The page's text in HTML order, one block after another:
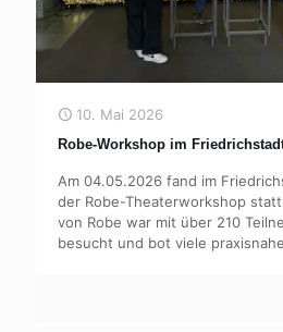
10. Mai 2026
Robe-Workshop im
Am 04.05.2026 fand im
der Robe-Theaterworkshop
von Robe war mit über 210
besucht und bot viele